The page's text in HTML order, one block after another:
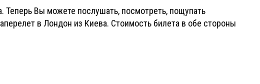
Теперь Вы можете послушать, посмотреть, пощупать
в Лондон из Киева. Стоимость билета в обе стороны